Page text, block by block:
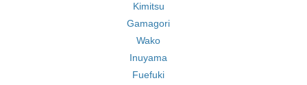
Kimitsu
Gamagori
Wako
Inuyama
Fuefuki